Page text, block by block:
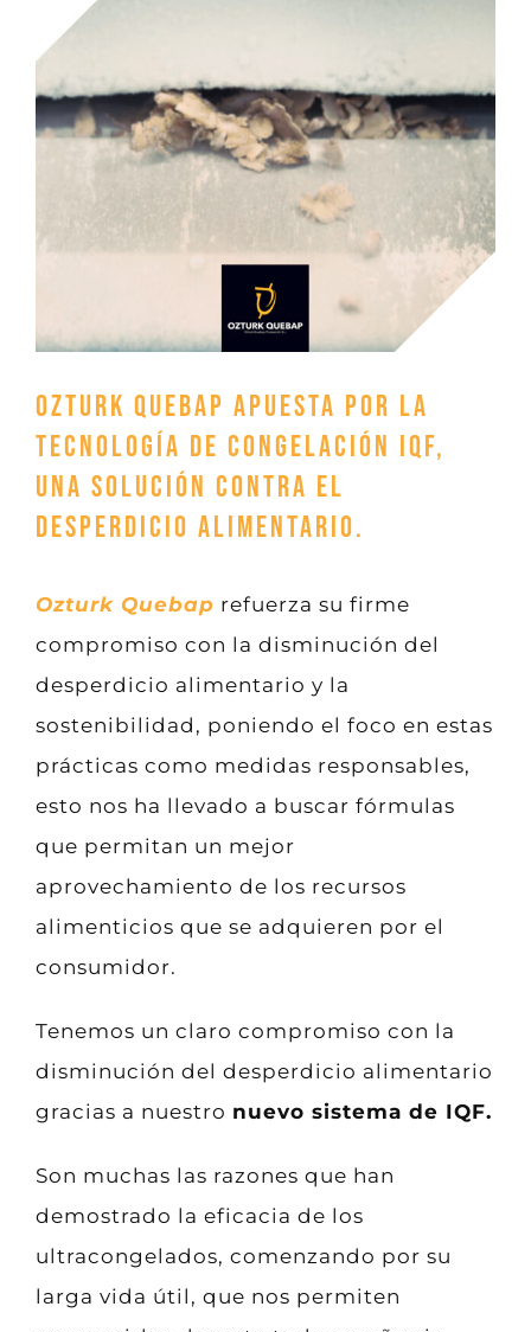
grande
Ozturk Quebap apuesta por la
tecnología de congelación IQF,
una solución contra el
desperdicio alimentario.
Ozturk Quebap refuerza su firme
compromiso con la disminución del
desperdicio alimentario y la
sostenibilidad, poniendo el foco en estas
prácticas como medidas responsables,
esto nos ha llevado a buscar fórmulas
que permitan un mejor
aprovechamiento de los recursos
alimenticios que se adquieren por el
consumidor.
Tenemos un claro compromiso con la
disminución del desperdicio alimentario
gracias a nuestro nuevo sistema de IQF.
Son muchas las razones que han
demostrado la eficacia de los
ultracongelados, comenzando por su
larga vida útil, que nos permiten